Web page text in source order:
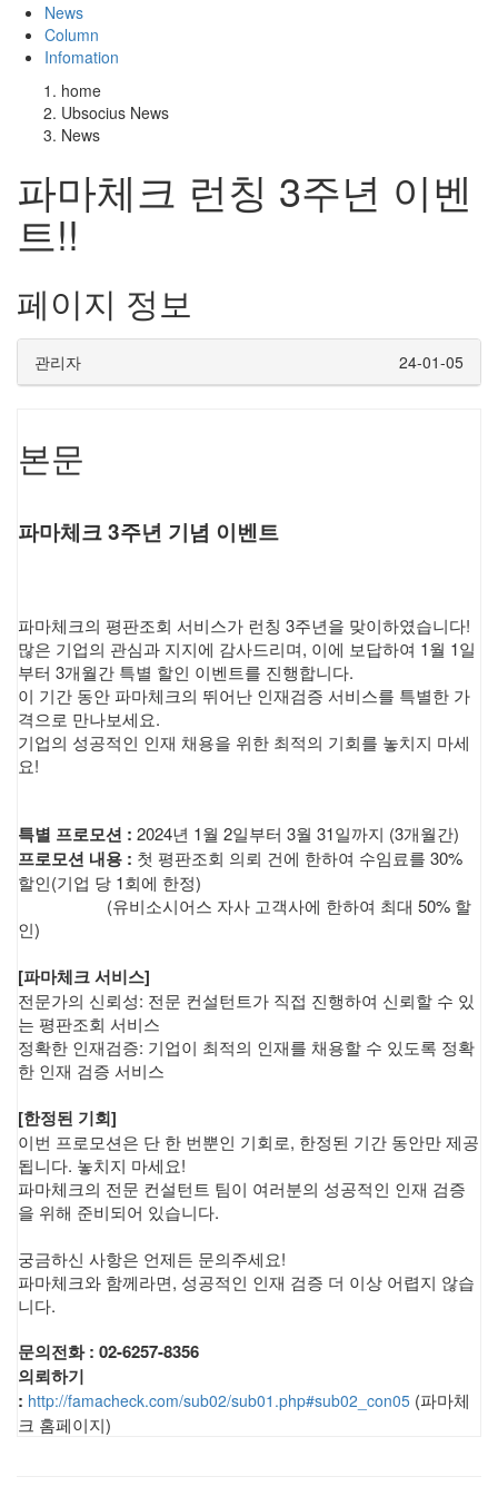
News
Column
Infomation
home
Ubsocius News
News
파마체크 런칭 3주년 이벤
트!!
페이지 정보
관리자 24-01-05
본문
파마체크 3주년 기념 이벤트
파마체크의 평판조회 서비스가 런칭 3주년을 맞이하였습니다!
많은 기업의 관심과 지지에 감사드리며, 이에 보답하여 1월 1일
부터 3개월간 특별 할인 이벤트를 진행합니다.
이 기간 동안 파마체크의 뛰어난 인재검증 서비스를 특별한 가
격으로 만나보세요.
기업의 성공적인 인재 채용을 위한 최적의 기회를 놓치지 마세
요!
특별 프로모션 : 2024년 1월 2일부터 3월 31일까지 (3개월간)
프로모션 내용 : 첫 평판조회 의뢰 건에 한하여 수임료를 30%
할인(기업 당 1회에 한정)
(유비소시어스 자사 고객사에 한하여 최대 50% 할
인)
[파마체크 서비스]
전문가의 신뢰성: 전문 컨설턴트가 직접 진행하여 신뢰할 수 있
는 평판조회 서비스
정확한 인재검증: 기업이 최적의 인재를 채용할 수 있도록 정확
한 인재 검증 서비스
[한정된 기회]
이번 프로모션은 단 한 번뿐인 기회로, 한정된 기간 동안만 제공
됩니다. 놓치지 마세요!
파마체크의 전문 컨설턴트 팀이 여러분의 성공적인 인재 검증
을 위해 준비되어 있습니다.
궁금하신 사항은 언제든 문의주세요!
파마체크와 함께라면, 성공적인 인재 검증 더 이상 어렵지 않습
니다.
문의전화 : 02-6257-8356
의뢰하기
: http://famacheck.com/sub02/sub01.php#sub02_con05 (파마체
크 홈페이지)